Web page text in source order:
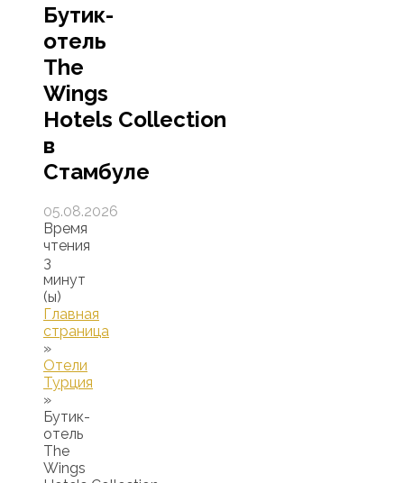
Бутик-
отель
The
Wings
Hotels Collection
в
Стамбуле
05.08.2026
Время
чтения
3
минут
(ы)
Главная
страница
»
Отели
Турция
»
Бутик-
отель
The
Wings